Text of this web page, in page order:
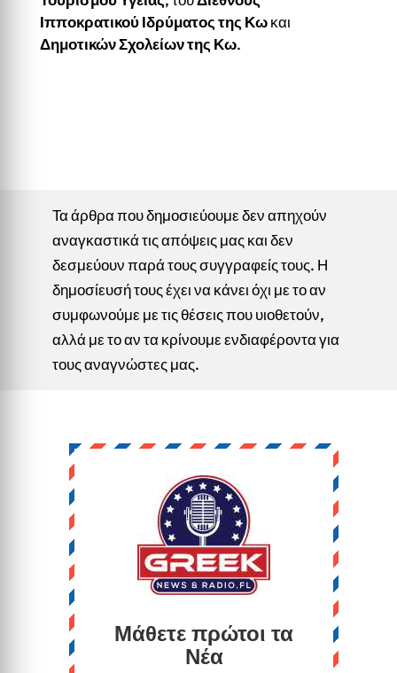
Ιπποκρατικού Ιδρύματος της Κωκαι
Δημοτικών Σχολείων της Κω.
Τα άρθρα που δημοσιεύουμε δεν απηχούν
αναγκαστικά τις απόψεις μας και δεν
δεσμεύουν παρά τους συγγραφείς τους. Η
δημοσίευσή τους έχει να κάνει όχι με το αν
συμφωνούμε με τις θέσεις που υιοθετούν,
αλλά με το αν τα κρίνουμε ενδιαφέροντα για
τους αναγνώστες μας.
Μάθετε πρώτοι τα
Νέα